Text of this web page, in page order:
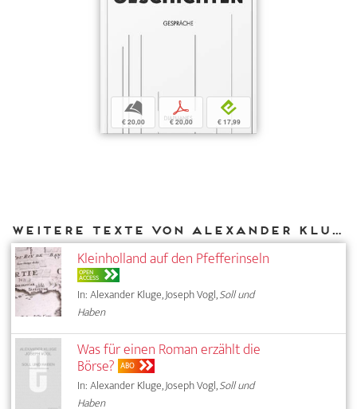
b
€ 20,00
p
€ 20,00
e
€ 17,99
Weitere Texte von Alexander Kluge bei DIAPHANES
Kleinholland auf den Pfefferinseln
OPEN
ACCESS
In: Alexander Kluge, Joseph Vogl,Soll und
Haben
Was für einen Roman erzählt die
Börse? ABO
In: Alexander Kluge, Joseph Vogl,Soll und
Haben